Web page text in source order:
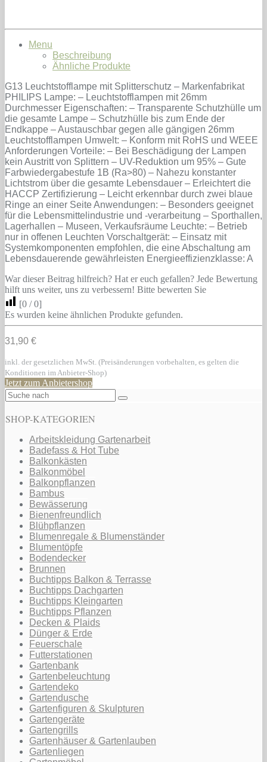
Menu
Beschreibung
Ähnliche Produkte
G13 Leuchtstofflampe mit Splitterschutz – Markenfabrikat
PHILIPS Lampe: – Leuchtstofflampen mit 26mm
Durchmesser Eigenschaften: – Transparente Schutzhülle um
die gesamte Lampe – Schutzhülle bis zum Ende der
Endkappe – Austauschbar gegen alle gängigen 26mm
Leuchtstofflampen Umwelt: – Konform mit RoHS und WEEE
Anforderungen Vorteile: – Bei Beschädigung der Lampen
kein Austritt von Splittern – UV-Reduktion um 95% – Gute
Farbwiedergabestufe 1B (Ra>80) – Nahezu konstanter
Lichtstrom über die gesamte Lebensdauer – Erleichtert die
HACCP Zertifizierung – Leicht erkennbar durch zwei blaue
Ringe an einer Seite Anwendungen: – Besonders geeignet
für die Lebensmittelindustrie und -verarbeitung – Sporthallen,
Lagerhallen – Museen, Verkaufsräume Leuchte: – Betrieb
nur in offenen Leuchten Vorschaltgerät: – Einsatz mit
Systemkomponenten empfohlen, die eine Abschaltung am
Lebensdauerende gewährleisten Energieeffizienzklasse: A
War dieser Beitrag hilfreich? Hat er euch gefallen? Jede Bewertung
hilft uns weiter, uns zu verbessern! Bitte bewerten Sie
[0 /0]
Es wurden keine ähnlichen Produkte gefunden.
31,90 €
inkl. der gesetzlichen MwSt. (Preisänderungen vorbehalten, es gelten die
Konditionen im Anbieter-Shop)
Jetzt zum Anbietershop
SHOP-KATEGORIEN
Arbeitskleidung Gartenarbeit
Badefass & Hot Tube
Balkonkästen
Balkonmöbel
Balkonpflanzen
Bambus
Bewässerung
Bienenfreundlich
Blühpflanzen
Blumenregale & Blumenständer
Blumentöpfe
Bodendecker
Brunnen
Buchtipps Balkon & Terrasse
Buchtipps Dachgarten
Buchtipps Kleingarten
Buchtipps Pflanzen
Decken & Plaids
Dünger & Erde
Feuerschale
Futterstationen
Gartenbank
Gartenbeleuchtung
Gartendeko
Gartendusche
Gartenfiguren & Skulpturen
Gartengeräte
Gartengrills
Gartenhäuser & Gartenlauben
Gartenliegen